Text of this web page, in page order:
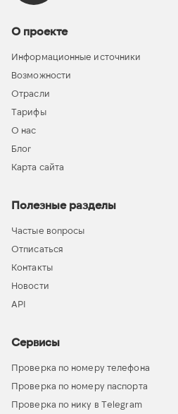
О проекте
Информационные источники
Возможности
Отрасли
Тарифы
О нас
Блог
Карта сайта
Полезные разделы
Частые вопросы
Отписаться
Контакты
Новости
API
Сервисы
Проверка по номеру телефона
Проверка по номеру паспорта
Проверка по нику в Telegram